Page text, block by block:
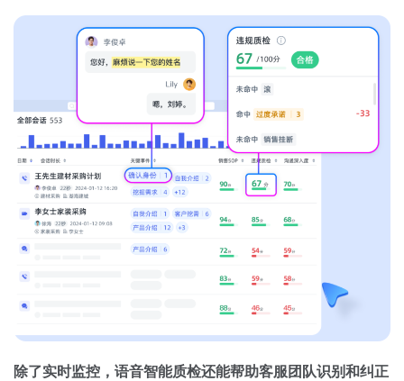
除了实时监控，语音智能质检还能帮助客服团队识别和纠正